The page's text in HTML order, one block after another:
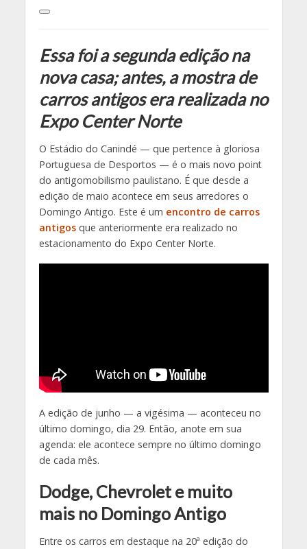
Essa foi a segunda edição na
nova casa; antes, a mostra de
carros antigos era realizada no
Expo Center Norte
O Estádio do Canindé — que pertence à gloriosa
Portuguesa de Desportos — é o mais novo point
do antigomobilismo paulistano. É que desde a
edição de maio acontece em seus arredores o
Domingo Antigo. Este é um encontro de carros
antigos que anteriormente era realizado no
estacionamento do Expo Center Norte.
A edição de junho — a vigésima — aconteceu no
último domingo, dia 29. Então, anote em sua
agenda: ele acontece sempre no último domingo
de cada mês.
Dodge, Chevrolet e muito
mais no Domingo Antigo
Entre os carros em destaque na 20ª edição do